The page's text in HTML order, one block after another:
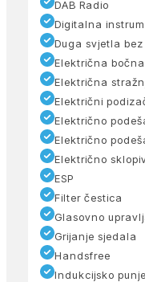
DAB Radio
Digitalna
Duga svjetla
Električna
Električna
Električni
Električno
Električno
Električno
ESP
Filter čestica
Glasovno
Grijanje sjedala
Handsfree
Indukcijsko